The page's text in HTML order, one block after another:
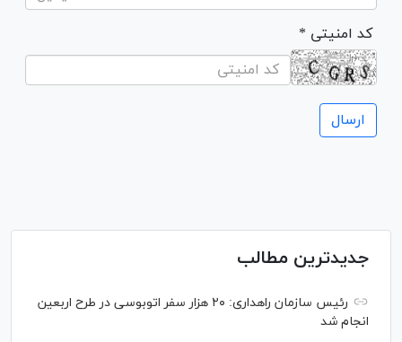
* کد امنیتی
جدیدترین مطالب
رئیس سازمان راهداری: ۲۰ هزار سفر اتوبوسی در طرح اربعین
انجام شد